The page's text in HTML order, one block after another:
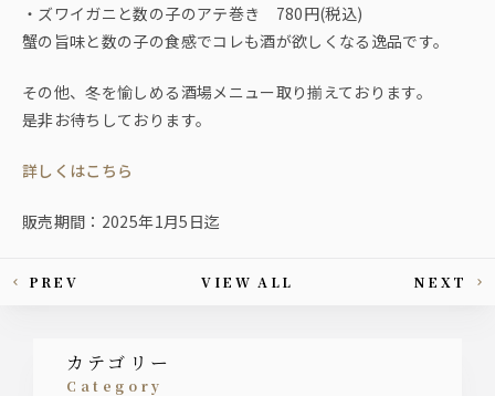
・ズワイガニと数の子のアテ巻き 780円(税込)
蟹の旨味と数の子の食感でコレも酒が欲しくなる逸品です。
その他、冬を愉しめる酒場メニュー取り揃えております。
是非お待ちしております。
詳しくはこちら
販売期間：2025年1月5日迄
This article's paging
PREV VIEW ALL NEXT
カテゴリー
category